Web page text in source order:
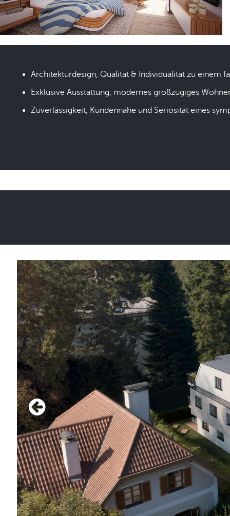
Architekturdesign, Qualität & Individualität zu einem
Exklusive Ausstattung, modernes großzügiges
Zuverlässigkeit, Kundennähe und Seriosität eines